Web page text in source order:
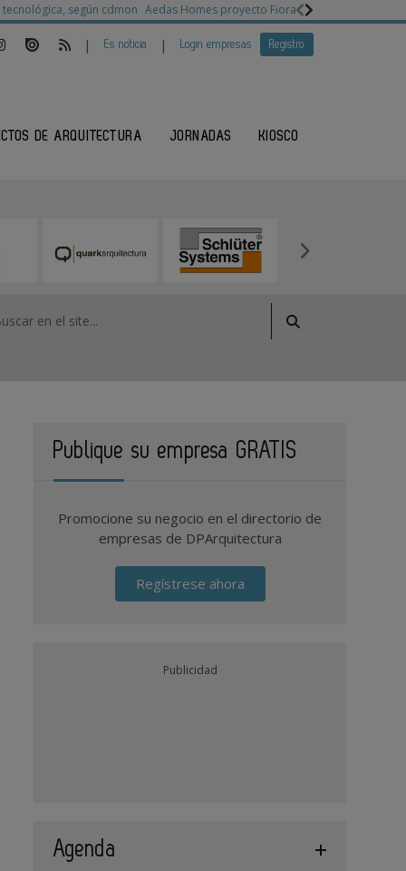
según cdmon Aedas Homes proyecto Fiora Ganadores
| Es noticia | Login empresas Registro
DE ARQUITECTURA JORNADAS KIOSCO
Publique su empresa GRATIS
Promocione su negocio en el directorio de
empresas de DPArquitectura
Regístrese ahora
Publicidad
Agenda